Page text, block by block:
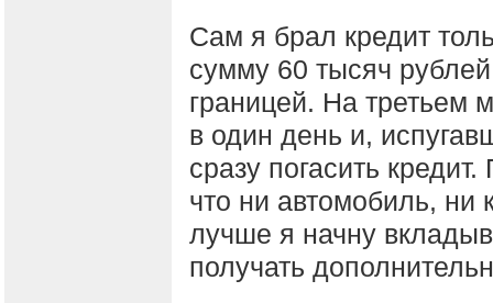
Сам я брал кредит
сумму 60 тысяч
границей. На третьем
в один день и,
сразу погасить
что ни автомобиль, ни
лучше я начну
получать